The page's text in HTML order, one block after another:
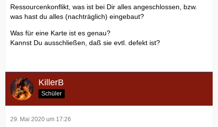
Ressourcenkonflikt, was ist bei Dir alles angeschlossen, bzw.
was hast du alles (nachträglich) eingebaut?
Was für eine Karte ist es genau?
Kannst Du ausschließen, daß sie evtl. defekt ist?
KillerB
Schüler
29. Mai 2020 um 17:26